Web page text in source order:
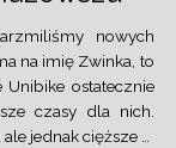
nowych
na imię Zwinka, to
Unibike ostatecznie
czasy dla nich.
jednak cięższe …